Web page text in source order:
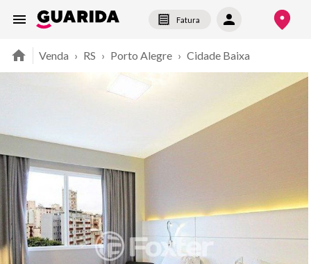
Fatura
Venda › RS › Porto Alegre › Cidade Baixa